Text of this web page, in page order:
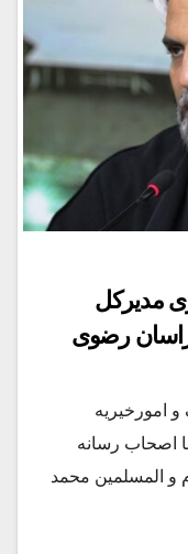
مدیرکل
رضوی
امورخیریه
اصحاب رسانه
و المسلمین محمد